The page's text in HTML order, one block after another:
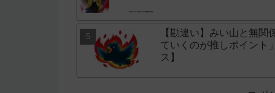
【勘違い】みい山と無
ていくのが推しポイント
ス】